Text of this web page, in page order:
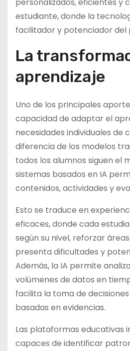
personalizados, eficientes y
estudiante, donde la
facilitador y potenciador del
La
aprendizaje
Uno de los principales
capacidad de adaptar el
necesidades individuales de
diferencia de los modelos
todos los alumnos siguen el
sistemas basados en IA
contenidos, actividades y
Esto se traduce en
eficaces, donde cada
según su nivel, reforzar
presenta dificultades y
Además, la IA permite
volúmenes de datos en
facilita la toma de
basadas en evidencias.
Las plataformas educativas
capaces de identificar